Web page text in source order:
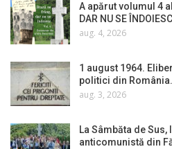
A apărut volumul 4
DAR NU SE
aug. 4, 2026
1 august 1964.
politici din
aug. 3, 2026
La Sâmbăta de
anticomunistă din